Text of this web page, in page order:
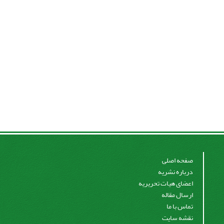
صفحه اصلی
درباره نشریه
اعضای هیات تحریریه
ارسال مقاله
تماس با ما
نقشه سایت